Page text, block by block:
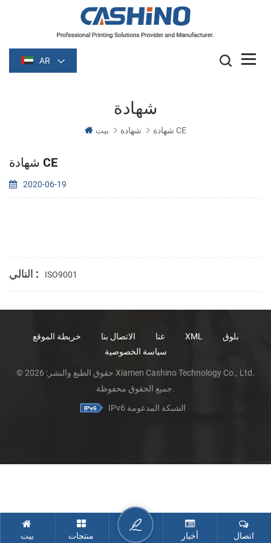
AR
شهادة
بيت شهادة شهادة CE
شهادة CE
2020-06-19
التالي : ISO9001
عنا الاتصال بنا خريطة الموقع XML
بلوق
سياسة الخصوصية
© حقوق الطبع والنشر: 2026 Xiamen Cashino Technology Co., Ltd.
جميع الحقوق محفوظة.
IPv6 الشبكة المدعومة
بيت منتجات أخبار اتصال